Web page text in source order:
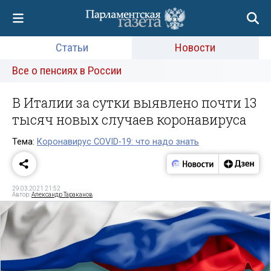
Статьи
Новости
Все о пенсиях в России
В Италии за сутки выявлено почти 13
тысяч новых случаев коронавируса
Тема: Коронавирус COVID-19: что надо знать
29.03.2021 21:52
Автор:Александр Тараканов